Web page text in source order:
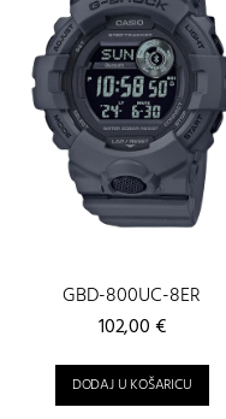
GBD-800UC-8ER
102,00€
DODAJ U KOŠARICU